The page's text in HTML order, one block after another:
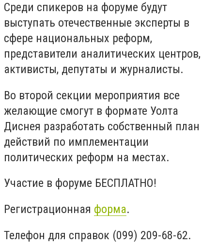
Среди спикеров на форуме будут
выступать отечественные эксперты в
сфере национальных реформ,
представители аналитических центров,
активисты, депутаты и журналисты.
Во второй секции мероприятия все
желающие смогут в формате Уолта
Диснея разработать собственный план
действий по имплементации
политических реформ на местах.
Участие в форуме БЕСПЛАТНО!
Регистрационная форма.
Телефон для справок (099) 209-68-62.